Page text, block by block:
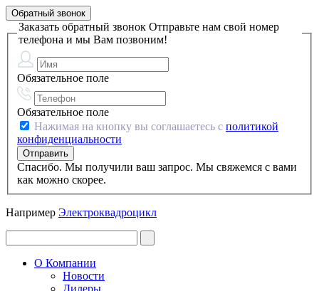
Обратный звонок
Заказать обратный звонок Отправьте нам свой номер
телефона и мы Вам позвоним!
Обязательное поле
Обязательное поле
Нажимая на кнопку вы соглашаетесь с политикой
конфиденциальности
Спасибо. Мы получили ваш запрос. Мы свяжемся с вами
как можно скорее.
Например Электроквадроцикл
О Компании
Новости
Дилеры